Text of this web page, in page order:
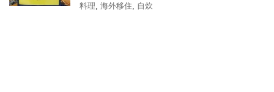
料理 海外移住 自炊